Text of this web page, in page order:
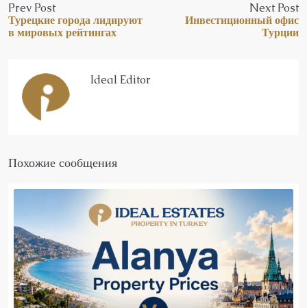
Prev Post
Турецкие города лидируют
в мировых рейтингах
Next Post
Инвестиционный офис
Турции
Ideal Editor
Похожие сообщения